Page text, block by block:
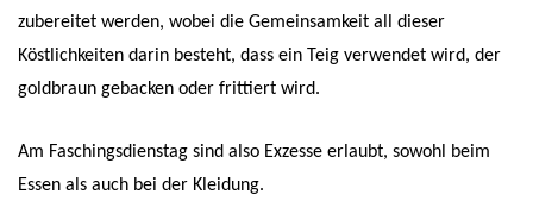
zubereitet werden, wobei die Gemeinsamkeit all dieser
Köstlichkeiten darin besteht, dass ein Teig verwendet wird, der
goldbraun gebacken oder frittiert wird.
Am Faschingsdienstag sind also Exzesse erlaubt, sowohl beim
Essen als auch bei der Kleidung.